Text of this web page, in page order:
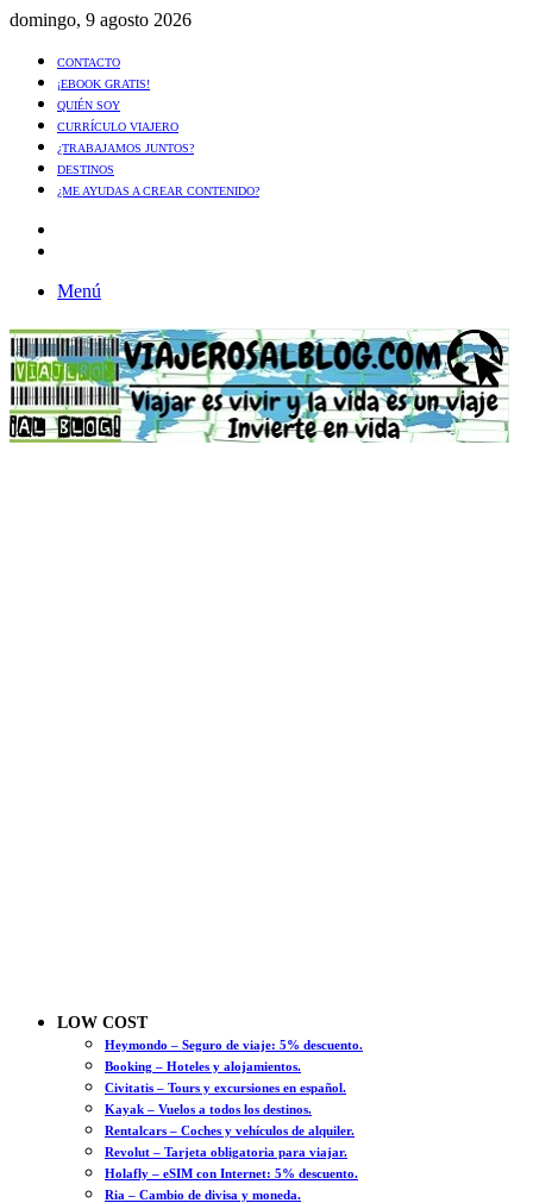
domingo, 9 agosto 2026
CONTACTO
¡EBOOK GRATIS!
QUIÉN SOY
CURRÍCULO VIAJERO
¿TRABAJAMOS JUNTOS?
DESTINOS
¿ME AYUDAS A CREAR CONTENIDO?
Menú
LOW COST
Heymondo – Seguro de viaje: 5% descuento.
Booking – Hoteles y alojamientos.
Civitatis – Tours y excursiones en español.
Kayak – Vuelos a todos los destinos.
Rentalcars – Coches y vehículos de alquiler.
Revolut – Tarjeta obligatoria para viajar.
Holafly – eSIM con Internet: 5% descuento.
Ria – Cambio de divisa y moneda.